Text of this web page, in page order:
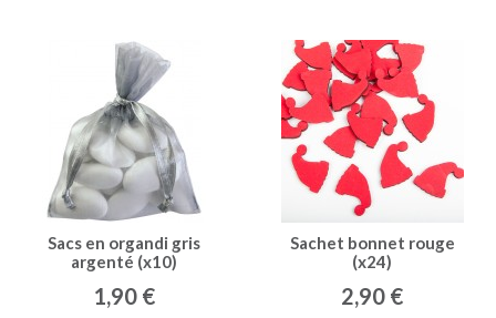
Sacs en organdi gris
argenté (x10)
1,90 €
Sachet bonnet rouge
(x24)
2,90 €